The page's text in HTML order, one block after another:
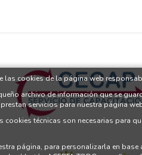
cookies de la página web
archivo de información que se
servicios para nuestra página
cookies técnicas son necesarias para
página, para personalizarla en